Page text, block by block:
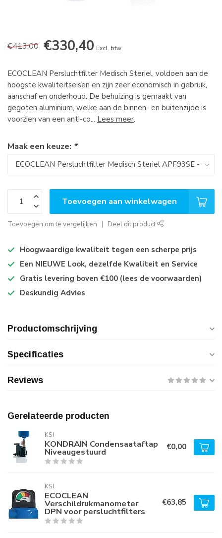
€413,00 €330,40 Excl. btw
ECOCLEAN Persluchtfilter Medisch Steriel, voldoen aan de
hoogste kwaliteitseisen en zijn zeer economisch in gebruik,
aanschaf en onderhoud. De behuizing is gemaakt van
gegoten aluminium, welke aan de binnen- en buitenzijde is
voorzien van een anti-co... Lees meer.
Maak een keuze: *
Toevoegen aan winkelwagen
Toevoegen om te vergelijken Deel dit product
Hoogwaardige kwaliteit tegen een scherpe prijs
Een NIEUWE Look, dezelfde Kwaliteit en Service
Gratis levering boven €100 (lees de voorwaarden)
Deskundig Advies
Productomschrijving
Specificaties
Reviews
Gerelateerde producten
KSI
KONDRAIN Condensaataftap
Niveaugestuurd €0,00
KSI
ECOCLEAN
Verschildrukmanometer
DPN voor persluchtfilters
€63,85